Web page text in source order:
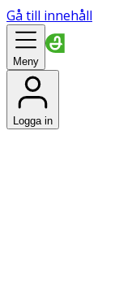
Gå till innehåll
Meny
Logga in